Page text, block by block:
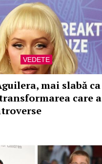
VEDETE
mai slabă ca
care a